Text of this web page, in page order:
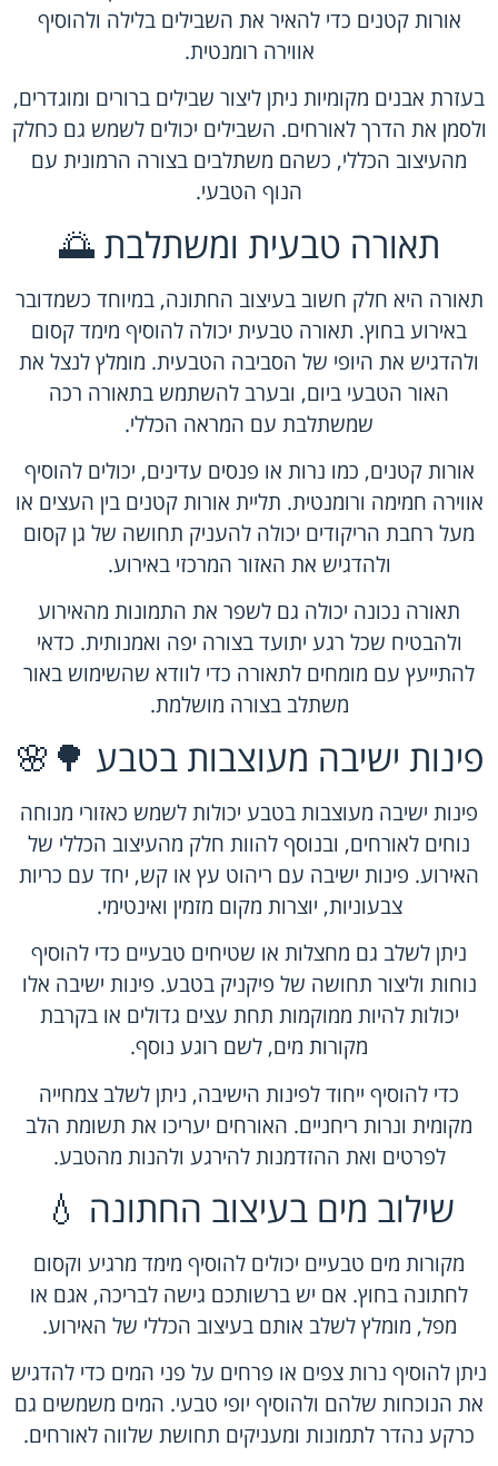
אורות קטנים כדי להאיר את השבילים בלילה ולהוסיף
אווירה רומנטית.
בעזרת אבנים מקומיות ניתן ליצור שבילים ברורים ומוגדרים,
ולסמן את הדרך לאורחים. השבילים יכולים לשמש גם כחלק
מהעיצוב הכללי, כשהם משתלבים בצורה הרמונית עם
הנוף הטבעי.
תאורה טבעית ומשתלבת 🌅
תאורה היא חלק חשוב בעיצוב החתונה, במיוחד כשמדובר
באירוע בחוץ. תאורה טבעית יכולה להוסיף מימד קסום
ולהדגיש את היופי של הסביבה הטבעית. מומלץ לנצל את
האור הטבעי ביום, ובערב להשתמש בתאורה רכה
שמשתלבת עם המראה הכללי.
אורות קטנים, כמו נרות או פנסים עדינים, יכולים להוסיף
אווירה חמימה ורומנטית. תליית אורות קטנים בין העצים או
מעל רחבת הריקודים יכולה להעניק תחושה של גן קסום
ולהדגיש את האזור המרכזי באירוע.
תאורה נכונה יכולה גם לשפר את התמונות מהאירוע
ולהבטיח שכל רגע יתועד בצורה יפה ואמנותית. כדאי
להתייעץ עם מומחים לתאורה כדי לוודא שהשימוש באור
משתלב בצורה מושלמת.
פינות ישיבה מעוצבות בטבע 🌳🌸
פינות ישיבה מעוצבות בטבע יכולות לשמש כאזורי מנוחה
נוחים לאורחים, ובנוסף להוות חלק מהעיצוב הכללי של
האירוע. פינות ישיבה עם ריהוט עץ או קש, יחד עם כריות
צבעוניות, יוצרות מקום מזמין ואינטימי.
ניתן לשלב גם מחצלות או שטיחים טבעיים כדי להוסיף
נוחות וליצור תחושה של פיקניק בטבע. פינות ישיבה אלו
יכולות להיות ממוקמות תחת עצים גדולים או בקרבת
מקורות מים, לשם רוגע נוסף.
כדי להוסיף ייחוד לפינות הישיבה, ניתן לשלב צמחייה
מקומית ונרות ריחניים. האורחים יעריכו את תשומת הלב
לפרטים ואת ההזדמנות להירגע ולהנות מהטבע.
שילוב מים בעיצוב החתונה 💧
מקורות מים טבעיים יכולים להוסיף מימד מרגיע וקסום
לחתונה בחוץ. אם יש ברשותכם גישה לבריכה, אגם או
מפל, מומלץ לשלב אותם בעיצוב הכללי של האירוע.
ניתן להוסיף נרות צפים או פרחים על פני המים כדי להדגיש
את הנוכחות שלהם ולהוסיף יופי טבעי. המים משמשים גם
כרקע נהדר לתמונות ומעניקים תחושת שלווה לאורחים.